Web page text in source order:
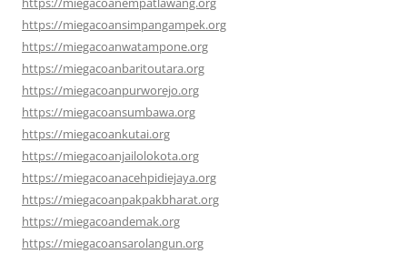
https://miegacoansimpangampek.org
https://miegacoanwatampone.org
https://miegacoanbaritoutara.org
https://miegacoanpurworejo.org
https://miegacoansumbawa.org
https://miegacoankutai.org
https://miegacoanjailolokota.org
https://miegacoanacehpidiejaya.org
https://miegacoanpakpakbharat.org
https://miegacoandemak.org
https://miegacoansarolangun.org